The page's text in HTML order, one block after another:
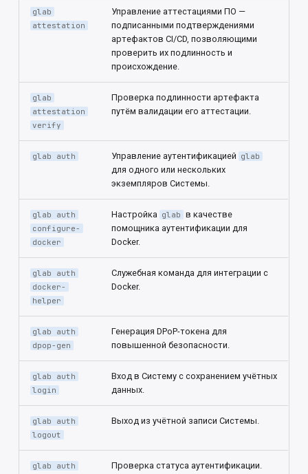
Объекты защиты
Безопасная конфигурация
Информация о системе
События аудита
Система логирования
glab
attestation
Управление аттестациями ПО —
подписанными подтверждениями
артефактов CI/CD, позволяющими
проверить их подлинность и
происхождение.
glab
attestation
verify
Проверка подлинности артефакта
путём валидации его аттестации.
glab auth Управление аутентификацией glab
для одного или нескольких
экземпляров Системы.
glab auth
configure-
docker
Настройка glab в качестве
помощника аутентификации для
Docker.
glab auth
docker-
helper
Служебная команда для интеграции с
Docker.
glab auth
dpop-gen
Генерация DPoP-токена для
повышенной безопасности.
glab auth
login
Вход в Систему с сохранением учётных
данных.
glab auth
logout
Выход из учётной записи Системы.
glab auth
Проверка статуса аутентификации.